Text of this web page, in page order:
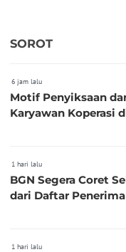
SOROT
6 jam lalu
Motif Penyiksaan
Karyawan Koperasi
1 hari lalu
BGN Segera Coret
dari Daftar Penerima
1 hari lalu